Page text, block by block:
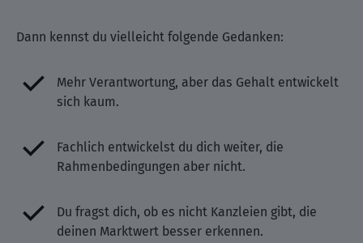
Dann kennst du vielleicht folgende Gedanken:
Mehr Verantwortung, aber das Gehalt entwickelt
sich kaum.
Fachlich entwickelst du dich weiter, die
Rahmenbedingungen aber nicht.
Du fragst dich, ob es nicht Kanzleien gibt, die
deinen Marktwert besser erkennen.